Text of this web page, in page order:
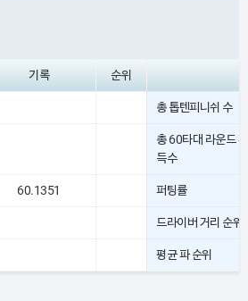
기록 순위
총 톱텐피니쉬 수
총 60타대 라운드 획
득수
60.1351 퍼팅률
드라이버 거리 순위
평균 파 순위